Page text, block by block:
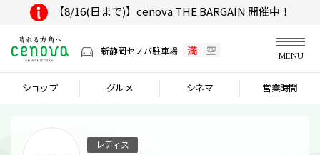
【8/16(日まで)】cenova THE BARGAIN 開催中！
新静岡セノバ駐車場 満 空 MENU
ショップ グルメ シネマ 営業時間
レディス